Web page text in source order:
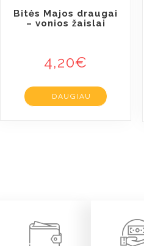
Bitės Majos draugai
– vonios žaislai
4,20€
DAUGIAU